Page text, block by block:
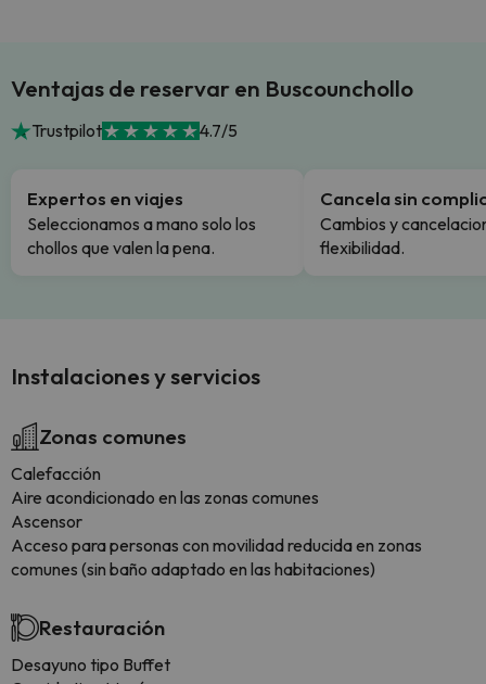
Ventajas de reservar en Buscounchollo
Trustpilot 4.7/5
Expertos en viajes
Seleccionamos a mano solo los
chollos que valen la pena.
Cancela sin
Cambios y
flexibilidad.
Instalaciones y servicios
Zonas comunes
Calefacción
Aire acondicionado en las zonas comunes
Ascensor
Acceso para personas con movilidad reducida en zonas
comunes (sin baño adaptado en las habitaciones)
Restauración
Desayuno tipo Buffet